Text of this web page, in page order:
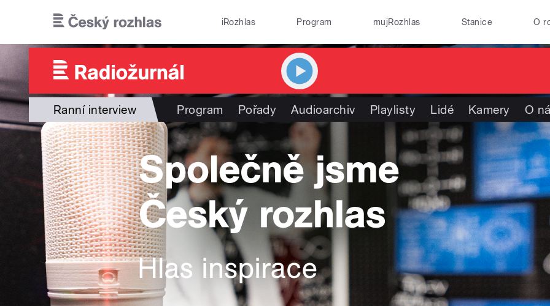
iRozhlas Program mujRozhlas Stanice O
Ranní interview Program Pořady Audioarchiv Playlisty Lidé Kamery O